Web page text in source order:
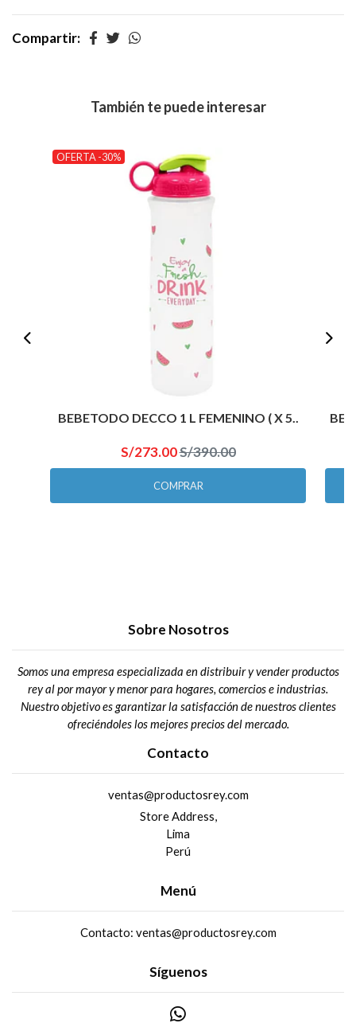
Compartir:
También te puede interesar
OFERTA -30%
BEBETODO DECCO 1 L FEMENINO ( X 5..
S/273.00S/390.00
COMPRAR
Sobre Nosotros
Somos una empresa especializada en distribuir y vender productos
rey al por mayor y menor para hogares, comercios e industrias.
Nuestro objetivo es garantizar la satisfacción de nuestros clientes
ofreciéndoles los mejores precios del mercado.
Contacto
ventas@productosrey.com
Store Address,
Lima
Perú
Menú
Contacto: ventas@productosrey.com
Síguenos